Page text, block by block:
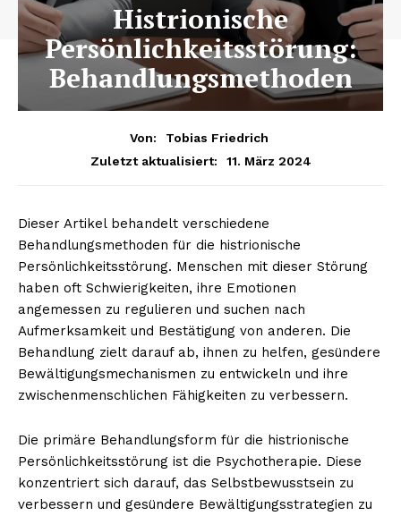
Histrionische
Persönlichkeitsstörung:
Behandlungsmethoden
Von:
Tobias Friedrich
Zuletzt aktualisiert:
11. März 2024
Dieser Artikel behandelt verschiedene
Behandlungsmethoden für die histrionische
Persönlichkeitsstörung. Menschen mit dieser Störung
haben oft Schwierigkeiten, ihre Emotionen
angemessen zu regulieren und suchen nach
Aufmerksamkeit und Bestätigung von anderen. Die
Behandlung zielt darauf ab, ihnen zu helfen, gesündere
Bewältigungsmechanismen zu entwickeln und ihre
zwischenmenschlichen Fähigkeiten zu verbessern.
Die primäre Behandlungsform für die histrionische
Persönlichkeitsstörung ist die Psychotherapie. Diese
konzentriert sich darauf, das Selbstbewusstsein zu
verbessern und gesündere Bewältigungsstrategien zu